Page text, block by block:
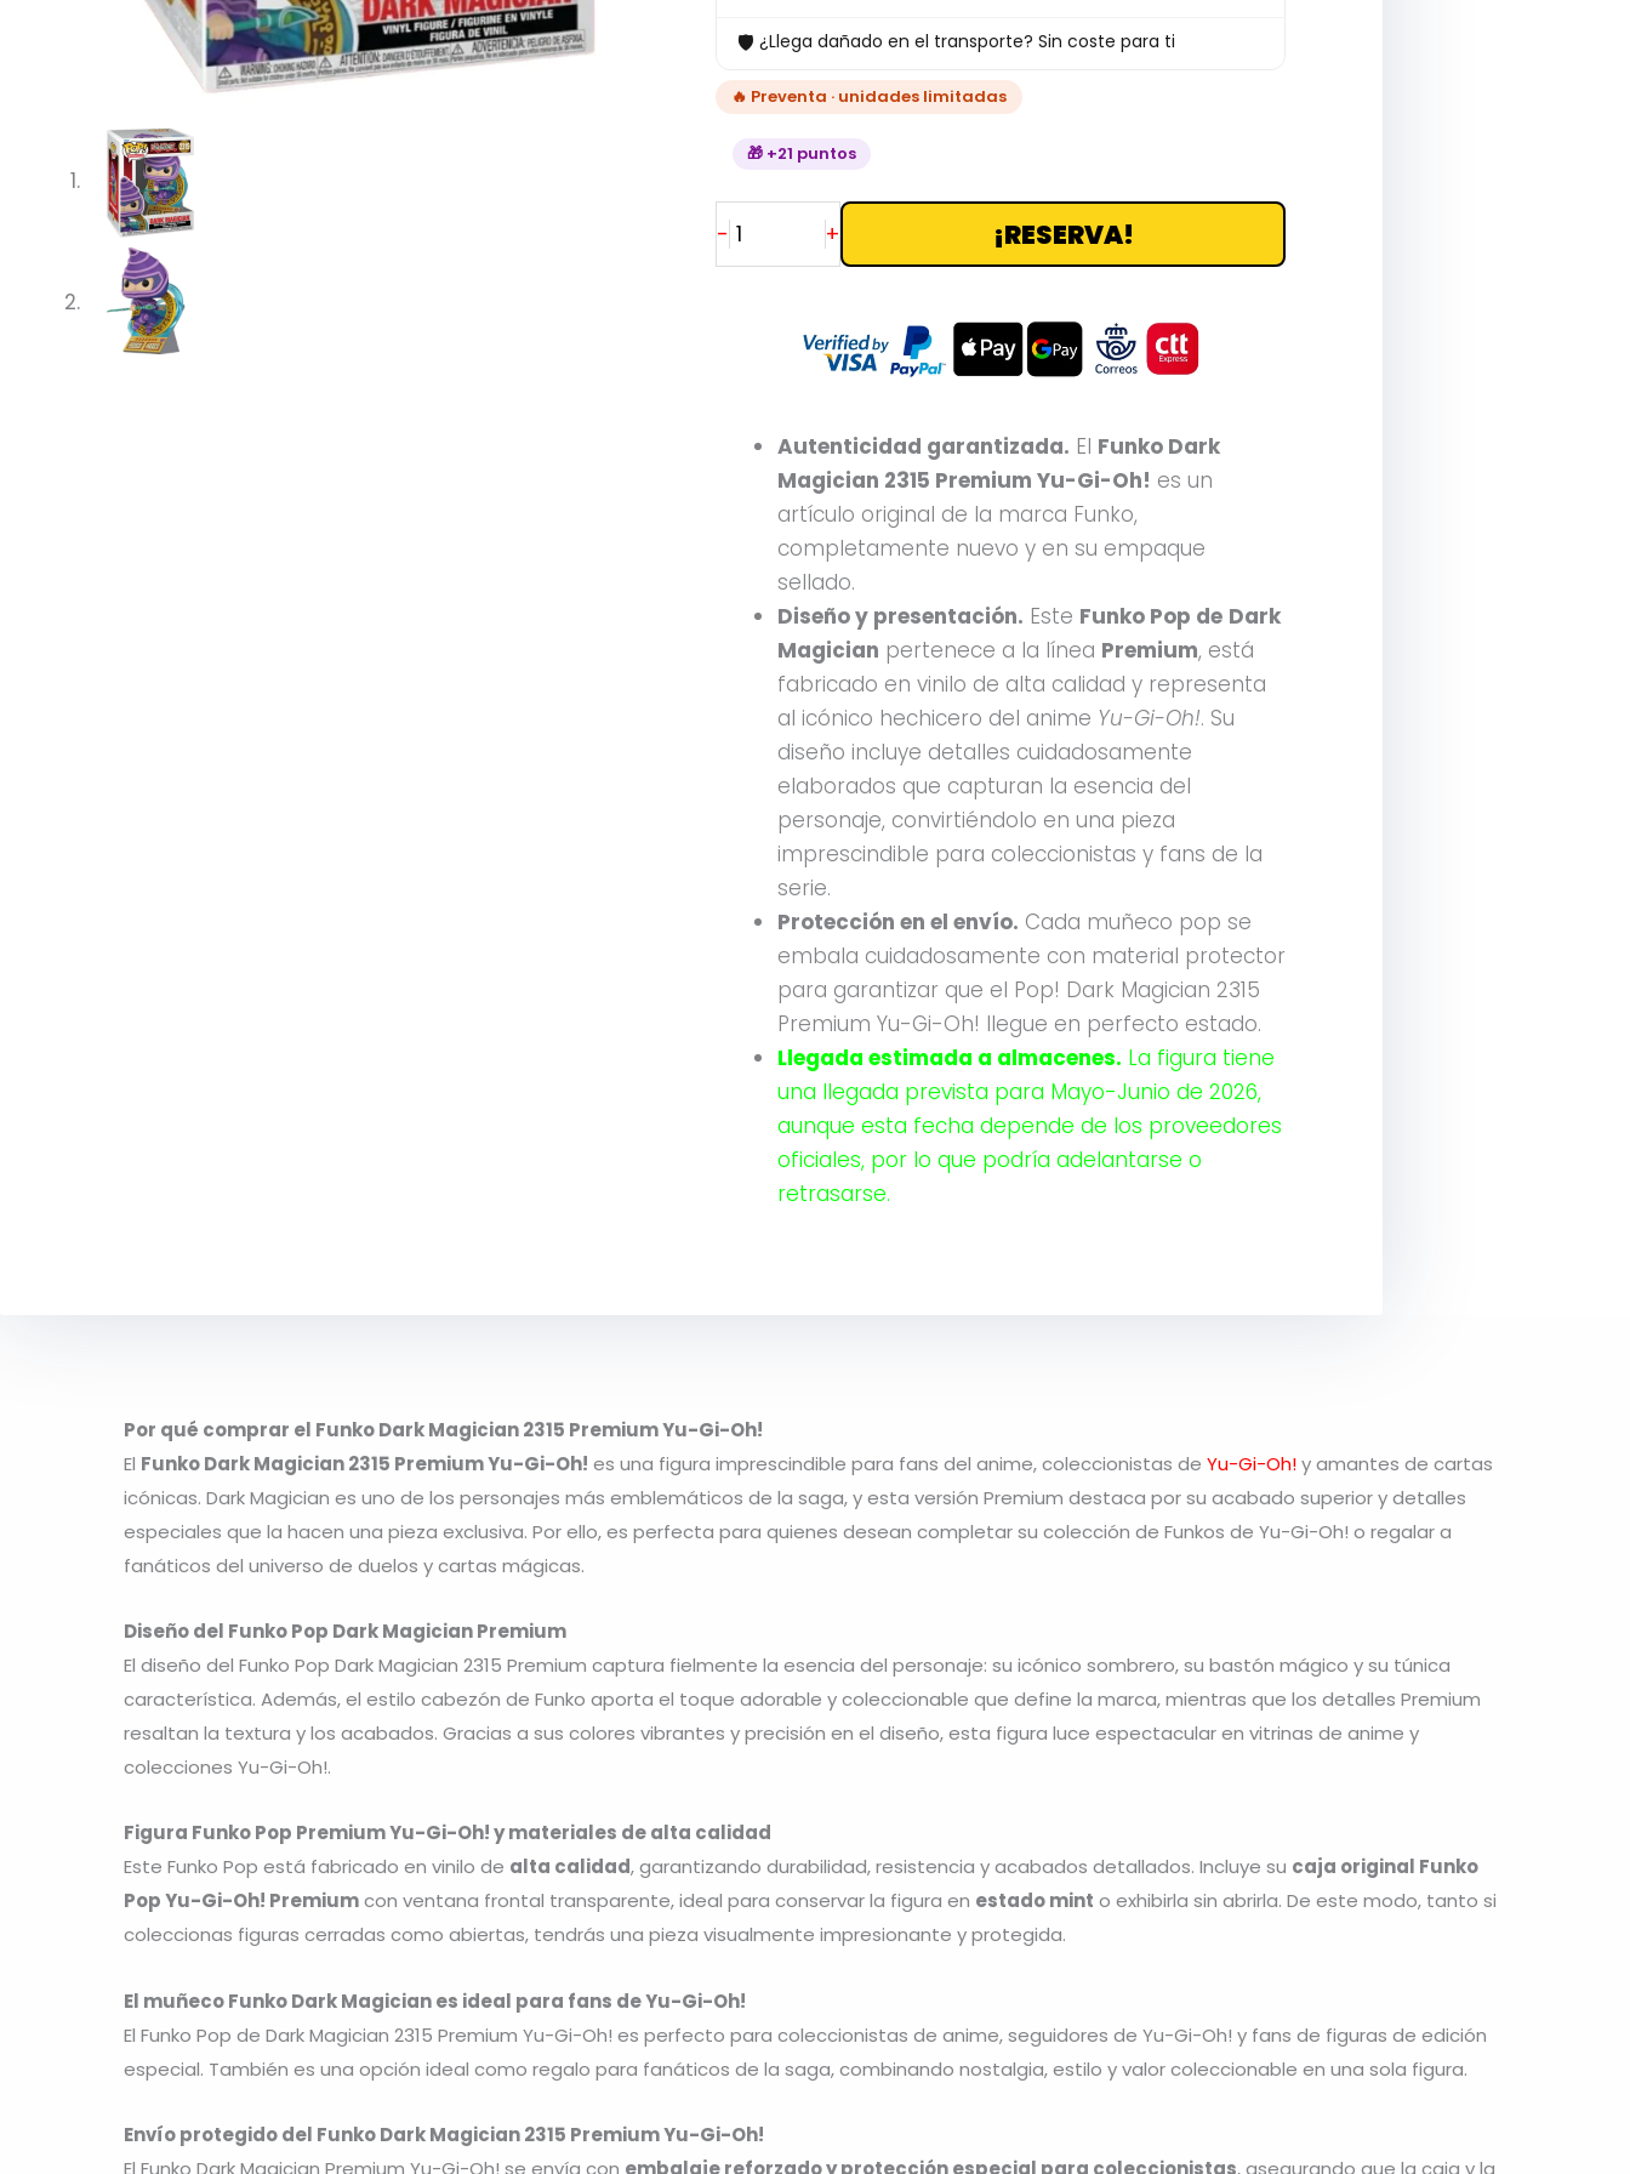
🛡 ¿Llega dañado en el transporte? Sin coste para ti
🔥 Preventa · unidades limitadas
🎁 +21 puntos
-
cantidad
+ ¡RESERVA!
Autenticidad garantizada. El Funko Dark
Magician 2315 Premium Yu-Gi-Oh! es un
artículo original de la marca Funko,
completamente nuevo y en su empaque
sellado.
Diseño y presentación. Este Funko Pop de Dark
Magician pertenece a la línea Premium, está
fabricado en vinilo de alta calidad y representa
al icónico hechicero del anime Yu-Gi-Oh!. Su
diseño incluye detalles cuidadosamente
elaborados que capturan la esencia del
personaje, convirtiéndolo en una pieza
imprescindible para coleccionistas y fans de la
serie.
Protección en el envío. Cada muñeco pop se
embala cuidadosamente con material protector
para garantizar que el Pop! Dark Magician 2315
Premium Yu-Gi-Oh! llegue en perfecto estado.
Llegada estimada a almacenes. La figura tiene
una llegada prevista para Mayo-Junio de 2026,
aunque esta fecha depende de los proveedores
oficiales, por lo que podría adelantarse o
retrasarse.
Por qué comprar el Funko Dark Magician 2315 Premium Yu-Gi-Oh!
El Funko Dark Magician 2315 Premium Yu-Gi-Oh! es una figura imprescindible para fans del anime, coleccionistas de Yu-Gi-Oh!y amantes de cartas
icónicas. Dark Magician es uno de los personajes más emblemáticos de la saga, y esta versión Premium destaca por su acabado superior y detalles
especiales que la hacen una pieza exclusiva. Por ello, es perfecta para quienes desean completar su colección de Funkos de Yu-Gi-Oh! o regalar a
fanáticos del universo de duelos y cartas mágicas.
Diseño del Funko Pop Dark Magician Premium
El diseño del Funko Pop Dark Magician 2315 Premium captura fielmente la esencia del personaje: su icónico sombrero, su bastón mágico y su túnica
característica. Además, el estilo cabezón de Funko aporta el toque adorable y coleccionable que define la marca, mientras que los detalles Premium
resaltan la textura y los acabados. Gracias a sus colores vibrantes y precisión en el diseño, esta figura luce espectacular en vitrinas de anime y
colecciones Yu-Gi-Oh!.
Figura Funko Pop Premium Yu-Gi-Oh! y materiales de alta calidad
Este Funko Pop está fabricado en vinilo de alta calidad, garantizando durabilidad, resistencia y acabados detallados. Incluye su caja original Funko
Pop Yu-Gi-Oh! Premiumcon ventana frontal transparente, ideal para conservar la figura en estado mint o exhibirla sin abrirla. De este modo, tanto si
coleccionas figuras cerradas como abiertas, tendrás una pieza visualmente impresionante y protegida.
El muñeco Funko Dark Magician es ideal para fans de Yu-Gi-Oh!
El Funko Pop de Dark Magician 2315 Premium Yu-Gi-Oh! es perfecto para coleccionistas de anime, seguidores de Yu-Gi-Oh! y fans de figuras de edición
especial. También es una opción ideal como regalo para fanáticos de la saga, combinando nostalgia, estilo y valor coleccionable en una sola figura.
Envío protegido del Funko Dark Magician 2315 Premium Yu-Gi-Oh!
El Funko Dark Magician Premium Yu-Gi-Oh! se envía con embalaje reforzado y protección especial para coleccionistas, asegurando que la caja y la